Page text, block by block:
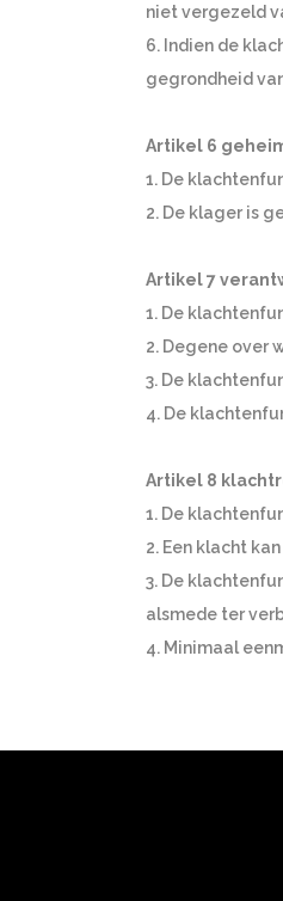
niet vergezeld
6. Indien de
gegrondheid
Artikel 6
1. De
2. De klager is
Artikel 7
1. De
2. Degene over
3. De
4. De
Artikel 8
1. De
2. Een klacht
3. De
alsmede ter
4. Minimaal